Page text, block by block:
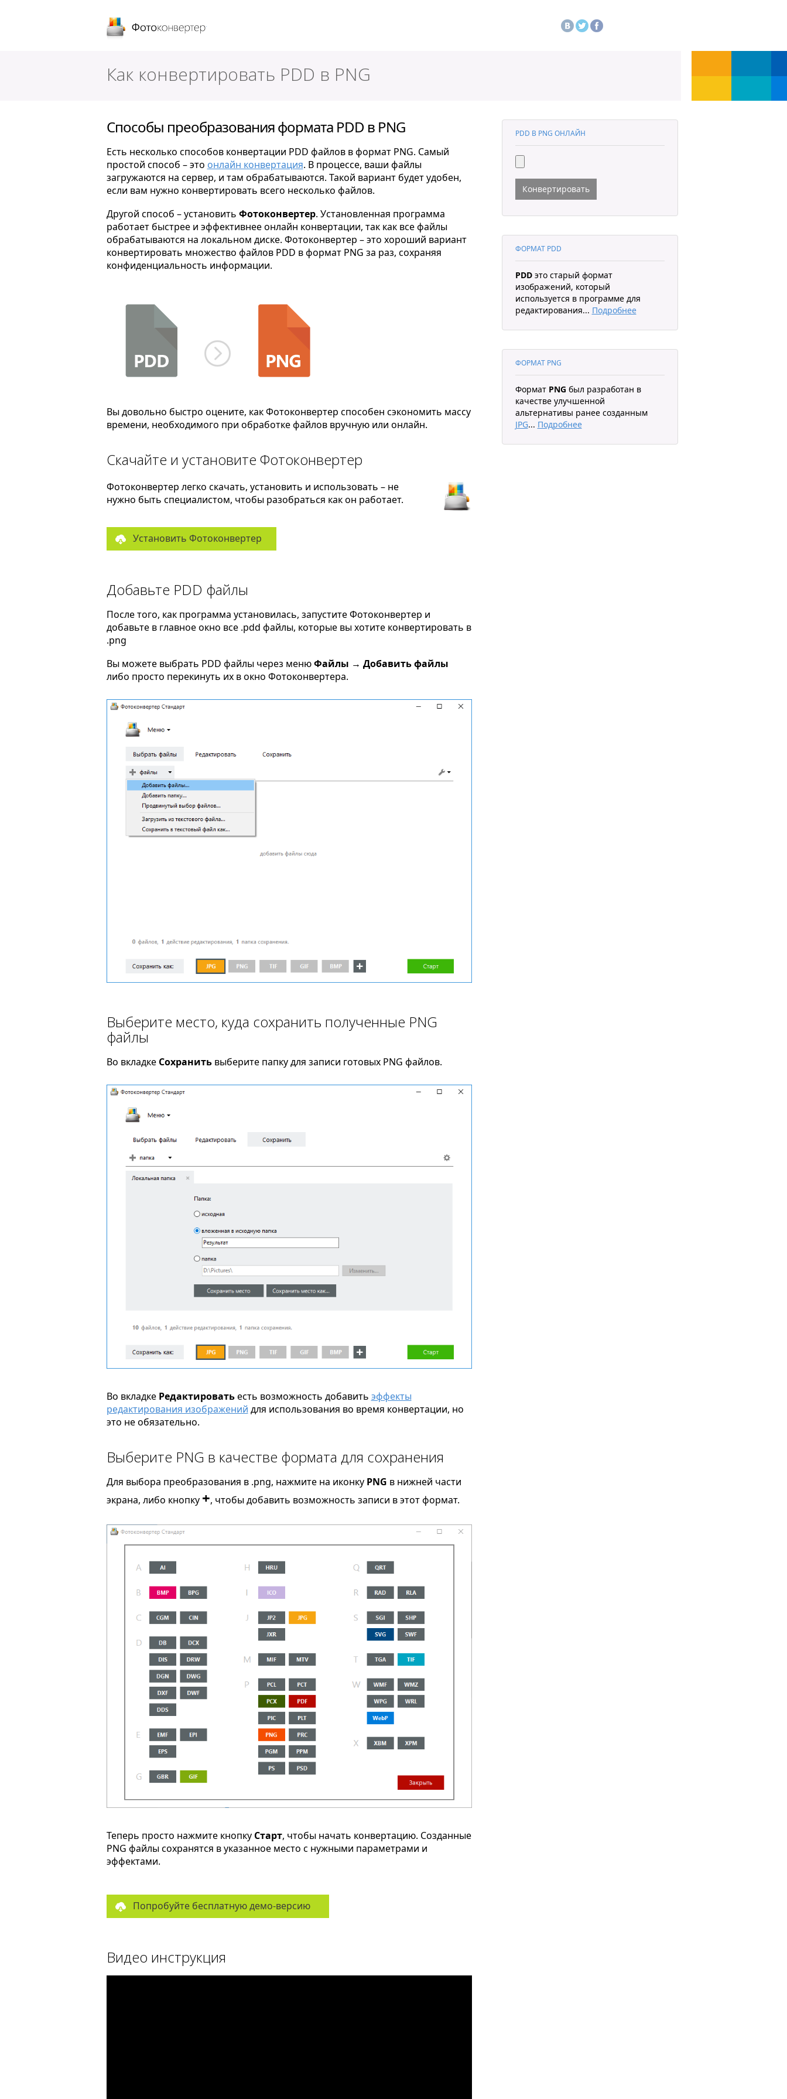
Как конвертировать PDD в PNG
Способы преобразования формата PDD в PNG
Есть несколько способов конвертации PDD файлов в формат PNG. Самый
простой способ – это онлайн конвертация. В процессе, ваши файлы
загружаются на сервер, и там обрабатываются. Такой вариант будет удобен,
если вам нужно конвертировать всего несколько файлов.
Другой способ – установить Фотоконвертер. Установленная программа
работает быстрее и эффективнее онлайн конвертации, так как все файлы
обрабатываются на локальном диске. Фотоконвертер – это хороший вариант
конвертировать множество файлов PDD в формат PNG за раз, сохраняя
конфиденциальность информации.
Вы довольно быстро оцените, как Фотоконвертер способен сэкономить массу
времени, необходимого при обработке файлов вручную или онлайн.
Скачайте и установите Фотоконвертер
Фотоконвертер легко скачать, установить и использовать – не
нужно быть специалистом, чтобы разобраться как он работает.
Установить Фотоконвертер
Добавьте PDD файлы
После того, как программа установилась, запустите Фотоконвертер и
добавьте в главное окно все .pdd файлы, которые вы хотите конвертировать в
.png
Вы можете выбрать PDD файлы через менюФайлы → Добавить файлы
либо просто перекинуть их в окно Фотоконвертера.
Выберите место, куда сохранить полученные PNG
файлы
Во вкладке Сохранитьвыберите папку для записи готовых PNG файлов.
Во вкладке Редактироватьесть возможность добавить эффекты
редактирования изображений для использования во время конвертации, но
это не обязательно.
Выберите PNG в качестве формата для сохранения
Для выбора преобразования в .png, нажмите на иконку PNG в нижней части
экрана, либо кнопку +, чтобы добавить возможность записи в этот формат.
Теперь просто нажмите кнопку Старт, чтобы начать конвертацию. Созданные
PNG файлы сохранятся в указанное место с нужными параметрами и
эффектами.
Попробуйте бесплатную демо-версию
Видео инструкция
PDD В PNG ОНЛАЙН
Конвертировать
ФОРМАТ PDD
PDDэто старый формат
изображений, который
используется в программе для
редактирования... Подробнее
ФОРМАТ PNG
Формат PNG был разработан в
качестве улучшенной
альтернативы ранее созданным
JPG... Подробнее